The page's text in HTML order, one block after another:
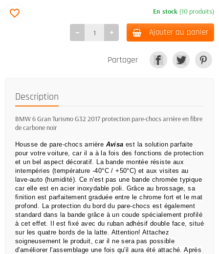
En stock (10 produits)
Ajouter au panier
favorite_border
Partager
Description
BMW 6 Gran Turismo G32 2017 protection pare-chocs arrière en fibre
de carbone noir
Housse de pare-chocs arrière Avisa est la solution parfaite
pour votre voiture, car il a à la fois des fonctions de protection
et un bel aspect décoratif. La bande montée résiste aux
intempéries (température -40°C / +50°C) et aux visites au
lave-auto (humidité). Ce n'est pas une bande chromée typique
car elle est en acier inoxydable poli. Grâce au brossage, sa
finition est parfaitement graduée entre le chrome fort et le mat
profond. La protection du bord du pare-chocs est également
standard dans la bande grâce à un coude spécialement profilé
à cet effet.
Il est fixé avec du ruban adhésif double face, situé
sur les quatre bords de la latte. Attention!Attachez
soigneusement le produit, car il ne sera pas possible
d'améliorer l'assemblage une fois qu'il aura été attaché.Après